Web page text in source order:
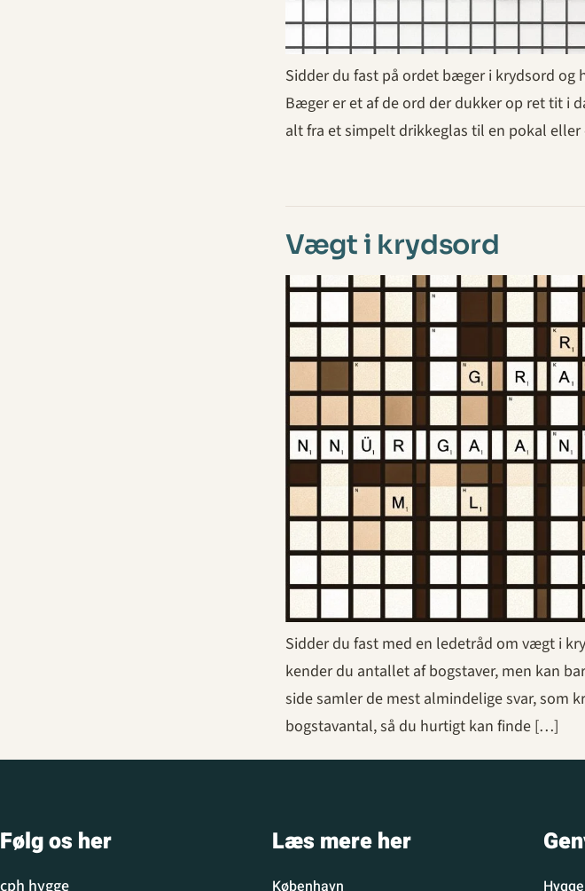
Sidder du fast på ordet bæger i krydsord
Bæger er et af de ord der dukker op ret tit i
alt fra et simpelt drikkeglas til en pokal
Vægt i krydsord
Sidder du fast med en ledetråd om vægt i
kender du antallet af bogstaver, men kan
side samler de mest almindelige svar, som
bogstavantal, så du hurtigt kan finde […]
Følg os her
cph hygge
Læs mere her
København